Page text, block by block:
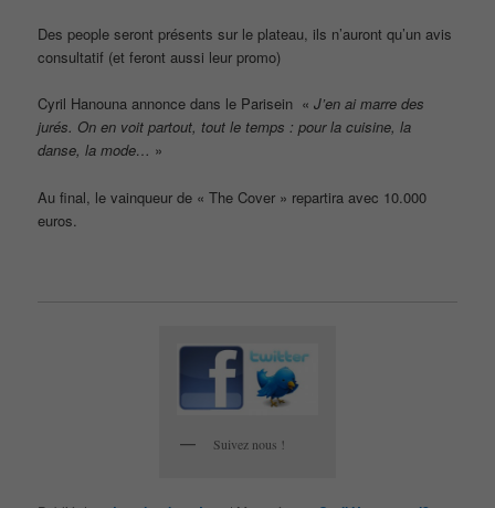
Des people seront présents sur le plateau, ils n’auront qu’un avis
consultatif (et feront aussi leur promo)
Cyril Hanouna annonce dans le Parisein «J’en ai marre des
jurés. On en voit partout, tout le temps : pour la cuisine, la
danse, la mode… »
Au final, le vainqueur de « The Cover » repartira avec 10.000
euros.
Suivez nous !